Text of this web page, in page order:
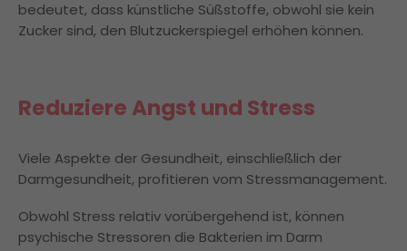
bedeutet, dass künstliche Süßstoffe, obwohl sie kein
Zucker sind, den Blutzuckerspiegel erhöhen können.
Reduziere Angst und Stress
Viele Aspekte der Gesundheit, einschließlich der
Darmgesundheit, profitieren vom Stressmanagement.
Obwohl Stress relativ vorübergehend ist, können
psychische Stressoren die Bakterien im Darm